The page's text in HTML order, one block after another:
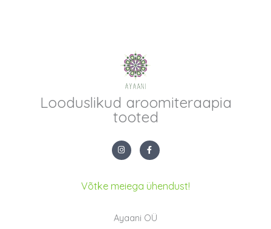
Looduslikud aroomiteraapia
tooted
I
n
s
g
r
F
a
c
o
o
f
Võtke meiega ühendust!
Ayaani OÜ